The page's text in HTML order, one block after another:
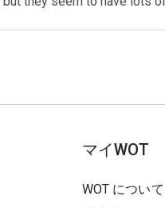
マイWOT
WOT について